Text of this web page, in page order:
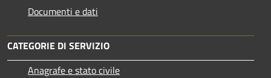
Documenti e dati
CATEGORIE DI SERVIZIO
Anagrafe e stato civile